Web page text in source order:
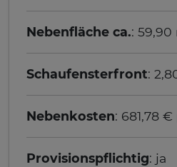
Nebenfläche ca.: 59,90
Schaufensterfront:
Nebenkosten: 681,78
Provisionspflichtig: ja